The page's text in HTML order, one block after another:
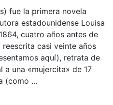
fue la primera novela
estadounidense Louisa
cuatro años antes de
casi veinte años
aquí), retrata de
a una «mujercita» de 17
(como ...